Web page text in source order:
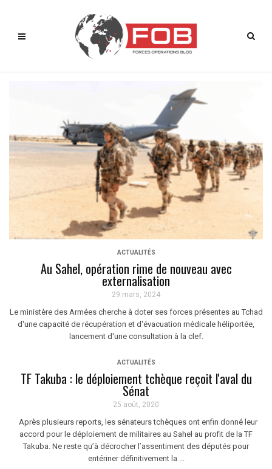
ACTUALITÉS
Au Sahel, opération rime de nouveau avec
externalisation
29 mars, 2024
Le ministère des Armées cherche à doter ses forces présentes au Tchad
d'une capacité de récupération et d'évacuation médicale héliportée,
lancement d'une consultation à la clef.
ACTUALITÉS
TF Takuba : le déploiement tchèque reçoit l'aval du
Sénat
25 août, 2020
Après plusieurs reports, les sénateurs tchèques ont enfin donné leur
accord pour le déploiement de militaires au Sahel au profit de la TF
Takuba. Ne reste qu’à décrocher l’assentiment des députés pour
entériner définitivement la ...